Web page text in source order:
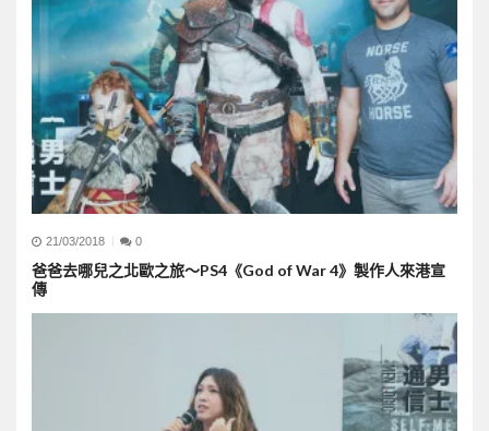
21/03/2018 0
爸爸去哪兒之北歐之旅～PS4《God of War 4》製作人來港宣
傳